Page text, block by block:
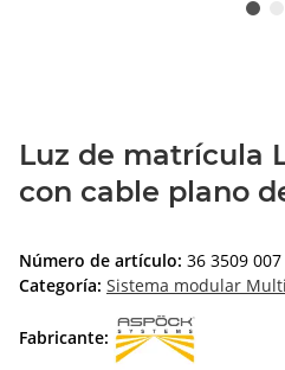
Luz de matrícula
con cable plano
Número de artículo: 36 3509 007
Categoría: Sistema modular
Fabricante: